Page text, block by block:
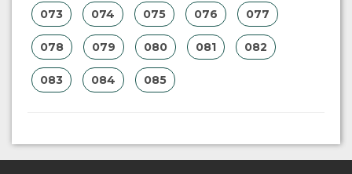
073 074 075 076 077
078 079 080 081 082
083 084 085